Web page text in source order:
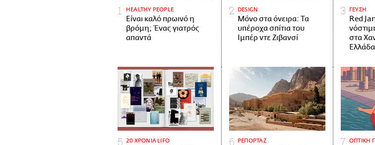
HEALTHY PEOPLE
Είναι καλό πρωινό η
βρόμη; Ένας γιατρός
απαντά
DESIGN
Μόνο στα όνειρα: Τα
υπέροχα σπίτια του
Ιμπέρ ντε Ζιβανσί
ΓΕΥΣΗ
Red
στα
20 ΧΡΟΝΙΑ LIFO ΡΕΠΟΡΤΑΖ ΟΠΤΙΚΗ